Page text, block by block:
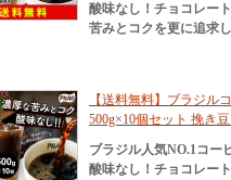
酸味なし！チョコレー
苦みとコクを更に追求
【送料無料】ブラジル
500g×10個セット 挽き
ブラジル人気NO.1コー
酸味なし！チョコレー